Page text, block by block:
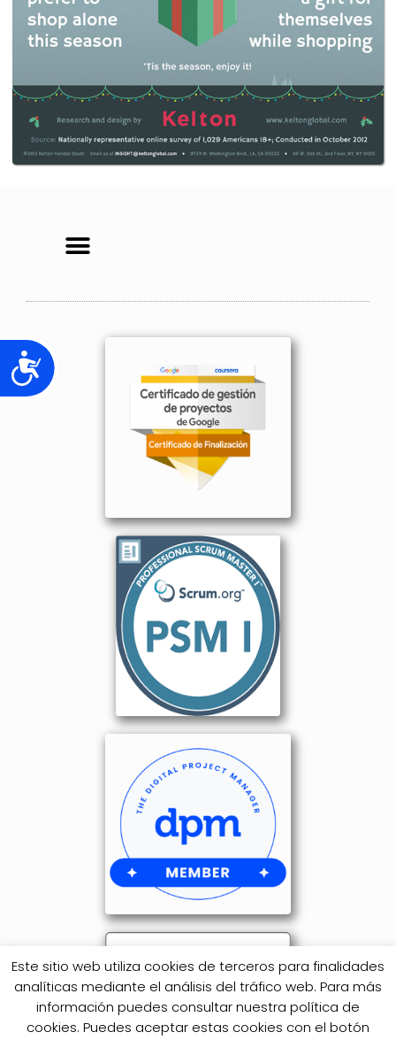
Accesibilidad
Este sitio web utiliza cookies de terceros para finalidades
analíticas mediante el análisis del tráfico web. Para más
información puedes consultar nuestra política de
cookies. Puedes aceptar estas cookies con el botón